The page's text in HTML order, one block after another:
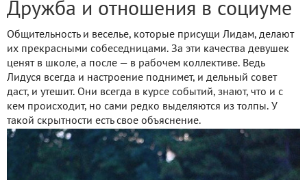
Дружба и отношения в социуме
Общительность и веселье, которые присущи Лидам, делают
их прекрасными собеседницами. За эти качества девушек
ценят в школе, а после — в рабочем коллективе. Ведь
Лидуся всегда и настроение поднимет, и дельный совет
даст, и утешит. Они всегда в курсе событий, знают, что и с
кем происходит, но сами редко выделяются из толпы. У
такой скрытности есть свое объяснение.